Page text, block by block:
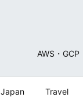
AWS・
Japan Travel